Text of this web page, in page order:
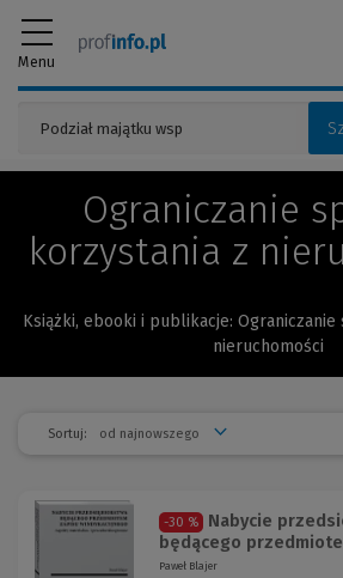
Menu
Ograniczanie
korzystania z
Książki, ebooki i publikacje:
nieruchomości
Sortuj:
-30 %
Nabycie
będącego
Paweł Blajer